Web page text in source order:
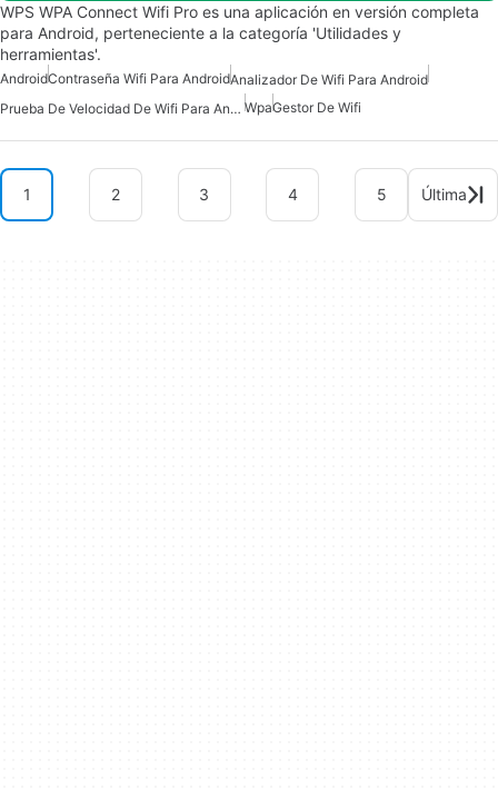
WPS WPA Connect Wifi Pro es una aplicación en versión completa
para Android, perteneciente a la categoría 'Utilidades y
herramientas'.
AndroidContraseña Wifi Para AndroidAnalizador De Wifi Para Android
Prueba De Velocidad De Wifi Para Android WpaGestor De Wifi
1 2 3 4 5 Última